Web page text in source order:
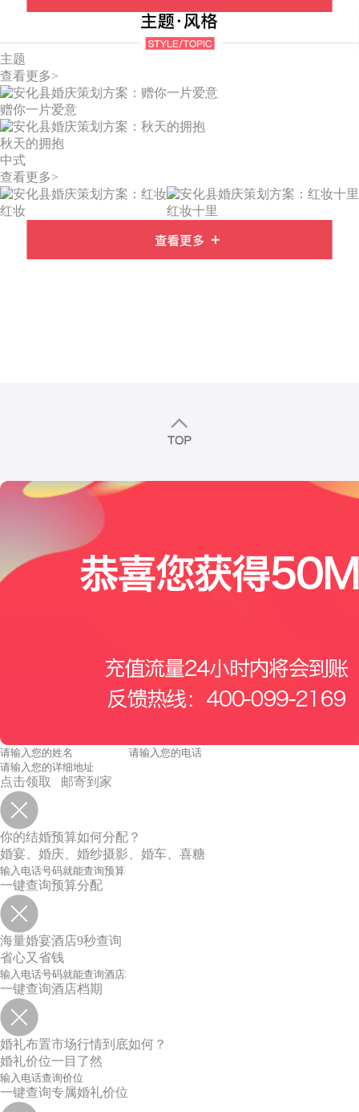
主题
查看更多>
赠你一片爱意
秋天的拥抱
中式
查看更多>
红妆 红妆十里
点击领取 邮寄到家
你的结婚预算如何分配？
婚宴、婚庆、婚纱摄影、婚车、喜糖
一键查询预算分配
海量婚宴酒店9秒查询
省心又省钱
一键查询酒店档期
婚礼布置市场行情到底如何？
婚礼价位一目了然
一键查询专属婚礼价位